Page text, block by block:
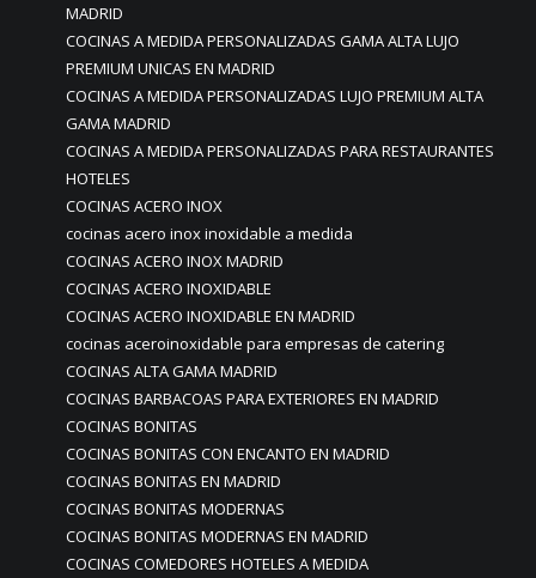
MADRID
COCINAS A MEDIDA PERSONALIZADAS GAMA ALTA LUJO
PREMIUM UNICAS EN MADRID
COCINAS A MEDIDA PERSONALIZADAS LUJO PREMIUM ALTA
GAMA MADRID
COCINAS A MEDIDA PERSONALIZADAS PARA RESTAURANTES
HOTELES
COCINAS ACERO INOX
cocinas acero inox inoxidable a medida
COCINAS ACERO INOX MADRID
COCINAS ACERO INOXIDABLE
COCINAS ACERO INOXIDABLE EN MADRID
cocinas aceroinoxidable para empresas de catering
COCINAS ALTA GAMA MADRID
COCINAS BARBACOAS PARA EXTERIORES EN MADRID
COCINAS BONITAS
COCINAS BONITAS CON ENCANTO EN MADRID
COCINAS BONITAS EN MADRID
COCINAS BONITAS MODERNAS
COCINAS BONITAS MODERNAS EN MADRID
COCINAS COMEDORES HOTELES A MEDIDA